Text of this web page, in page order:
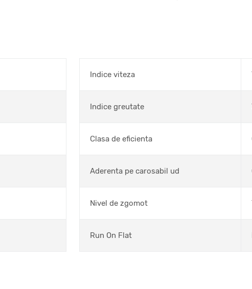
Indice viteza
Indice greutate
Clasa de eficienta
Aderenta pe carosabil ud
Nivel de zgomot
Run On Flat